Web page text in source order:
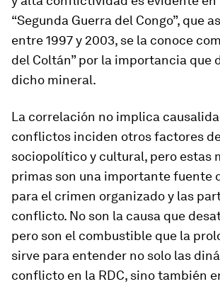
“Segunda Guerra del Congo”, que
entre 1997 y 2003, se la conoce
del Coltán” por la importancia que
dicho mineral.
La correlación no implica
conflictos inciden otros factores
sociopolítico y cultural, pero estas
primas son una importante fuente
para el crimen organizado y las
conflicto. No son la causa que
pero son el combustible que la
sirve para entender no solo las
conflicto en la RDC, sino también